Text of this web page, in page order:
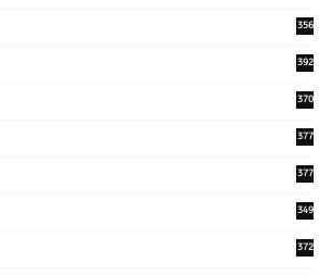
356
392
370
377
377
349
372